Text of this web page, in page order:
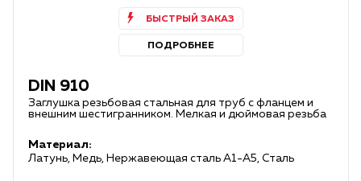
БЫСТРЫЙ ЗАКАЗ
ПОДРОБНЕЕ
DIN 910
Заглушка резьбовая стальная для труб с фланцем и
внешним шестигранником. Мелкая и дюймовая резьба
Материал:
Латунь, Медь, Нержавеющая сталь А1-А5, Сталь